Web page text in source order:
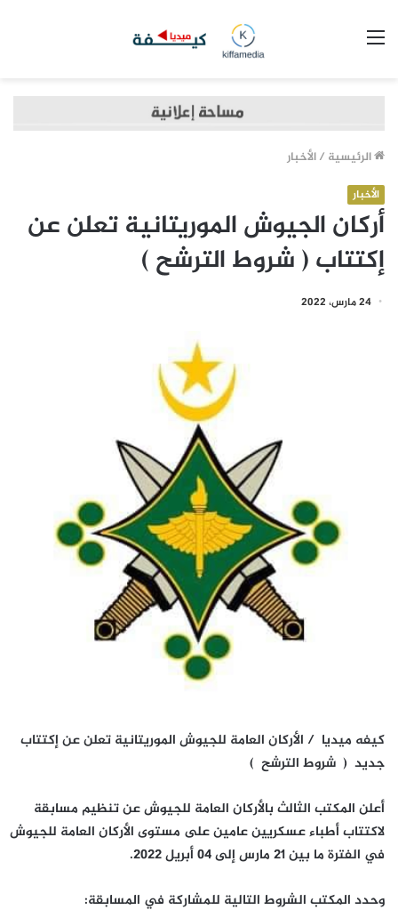
الرئيسية /الأخبار
الأخبار
أركان الجيوش الموريتانية تعلن عن
إكتتاب ( شروط الترشح )
24 مارس، 2022
كيفه ميديا / الأركان العامة للجيوش الموريتانية تعلن عن إكتتاب
جديد ( شروط الترشح )
أعلن المكتب الثالث بالأركان العامة للجيوش عن تنظيم مسابقة
لاكتتاب أطباء عسكريين عامين على مستوى الأركان العامة للجيوش
في الفترة ما بين 21 مارس إلى 04 أبريل 2022.
وحدد المكتب الشروط التالية للمشاركة في المسابقة: